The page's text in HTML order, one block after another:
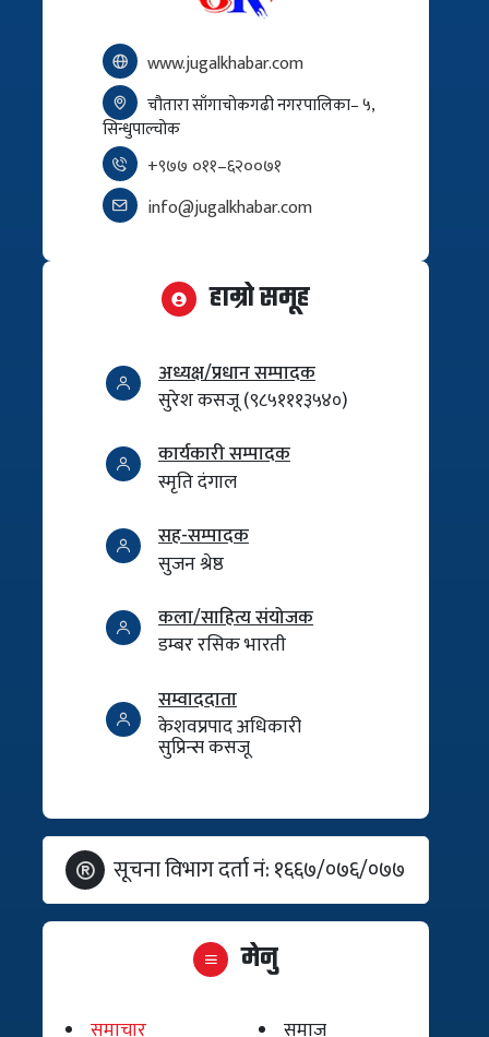
www.jugalkhabar.com
चौतारा साँगाचोकगढी नगरपालिका– ५,
सिन्धुपाल्चोक
+९७७ ०११–६२००७१
info@jugalkhabar.com
हाम्रो समूह
अध्यक्ष/प्रधान सम्पादक
सुरेश कसजू (९८५१११३५४०)
कार्यकारी सम्पादक
स्मृति दंगाल
सह-सम्पादक
सुजन श्रेष्ठ
कला/साहित्य संयोजक
डम्बर रसिक भारती
सम्वाददाता
केशवप्रपाद अधिकारी
सुप्रिन्स कसजू
सूचना विभाग दर्ता नं: १६६७/०७६/०७७
मेनु
समाचार समाज